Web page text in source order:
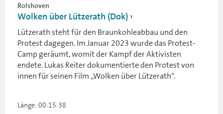
Rolshoven
Wolken über Lützerath (Dok)
Lützerath steht für den Braunkohleabbau und den
Protest dagegen. Im Januar 2023 wurde das Protest-
Camp geräumt, womit der Kampf der Aktivisten
endete. Lukas Reiter dokumentierte den Protest von
innen für seinen Film „Wolken über Lützerath“.
Länge: 00:15:38